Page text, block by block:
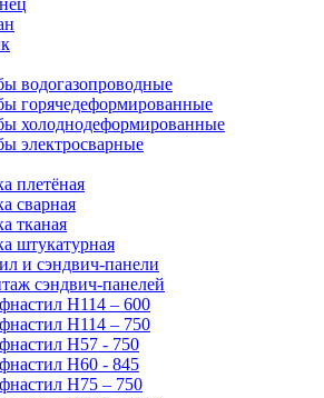
водогазопроводные
горячедеформированные
холоднодеформированные
электросварные
плетёная
сварная
тканая
штукатурная
и сэндвич-панели
сэндвич-панелей
Н114 – 600
Н114 – 750
Н57 - 750
Н60 - 845
Н75 – 750